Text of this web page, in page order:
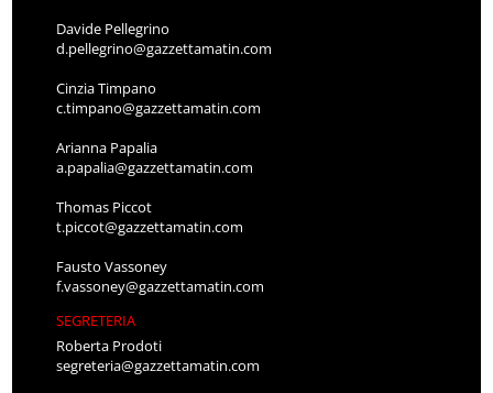
Davide Pellegrino
d.pellegrino@gazzettamatin.com
Cinzia Timpano
c.timpano@gazzettamatin.com
Arianna Papalia
a.papalia@gazzettamatin.com
Thomas Piccot
t.piccot@gazzettamatin.com
Fausto Vassoney
f.vassoney@gazzettamatin.com
SEGRETERIA
Roberta Prodoti
segreteria@gazzettamatin.com